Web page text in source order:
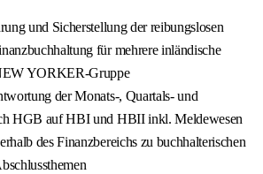
und Sicherstellung der reibungslosen
für mehrere inländische
YORKER-Gruppe
der Monats-, Quartals- und
HGB auf HBI und HBII inkl. Meldewesen
des Finanzbereichs zu buchhalterischen